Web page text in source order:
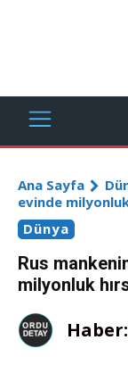
Ana Sayfa
evinde milyonluk
Dünya
Rus
milyonluk
Haber: